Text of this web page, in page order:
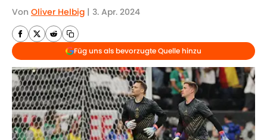
Von Oliver Helbig | 3. Apr. 2024
Füg uns als bevorzugte Quelle hinzu